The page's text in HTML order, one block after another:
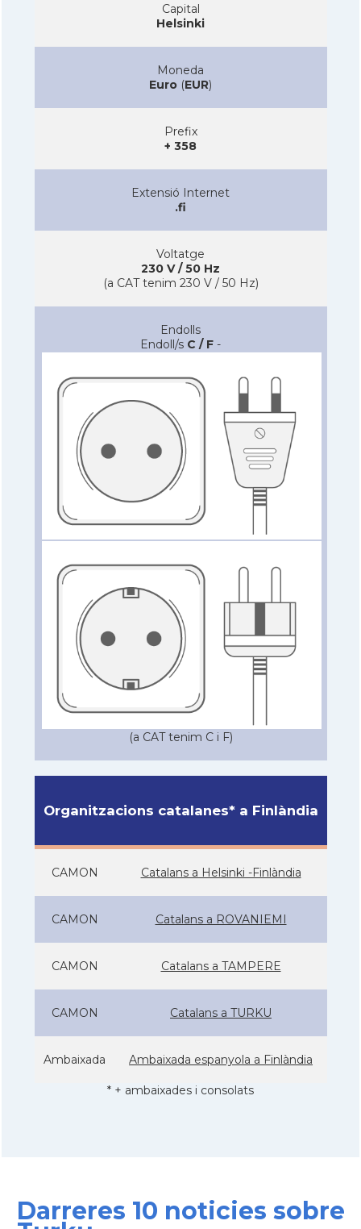
Capital
Helsinki
Moneda
Euro (EUR)
Prefix
+ 358
Extensió Internet
.fi
Voltatge
230 V / 50 Hz
(a CAT tenim 230 V / 50 Hz)
Endolls
Endoll/s C / F -
(a CAT tenim C i F)
Organitzacions catalanes* a Finlàndia
CAMON Catalans a Helsinki -Finlàndia
CAMON Catalans a ROVANIEMI
CAMON Catalans a TAMPERE
CAMON Catalans a TURKU
Ambaixada Ambaixada espanyola a Finlàndia
* + ambaixades i consolats
Darreres 10 noticies sobre